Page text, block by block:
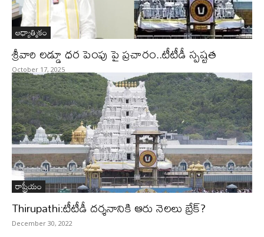
ఆధ్యాత్మికం
శ్రీవారి లడ్డూ ధర పెంపు పై ప్రచారం..టీటీడీ స్పష్టత
October 17, 2025
రాష్ట్రీయం
Thirupathi:టీటీడీ దర్శనానికి ఆరు నెలలు బ్రేక్?
December 30, 2022